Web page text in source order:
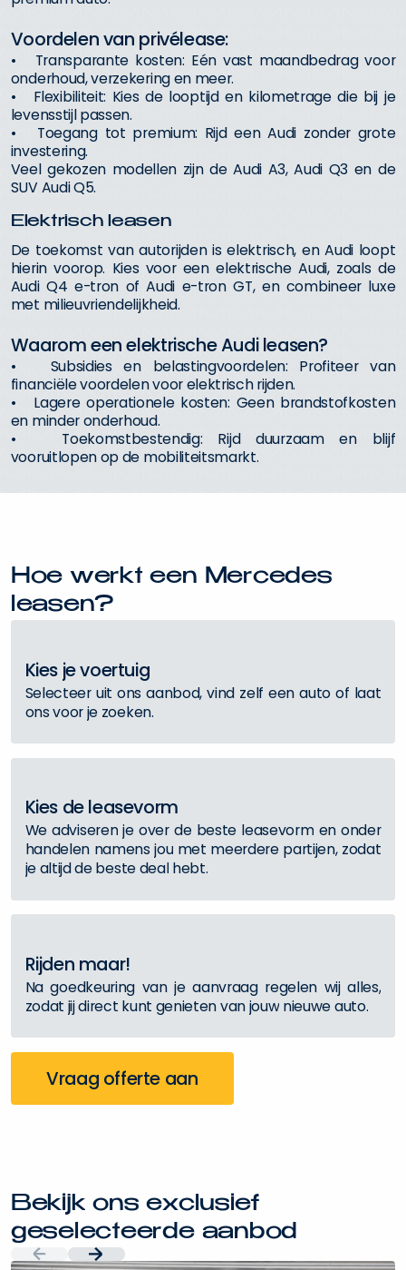
Voordelen van privélease:
• Transparante kosten: Eén vast maandbedrag voor
onderhoud, verzekering en meer.
• Flexibiliteit: Kies de looptijd en kilometrage die bij je
levensstijl passen.
• Toegang tot premium: Rijd een Audi zonder grote
investering.
Veel gekozen modellen zijn de Audi A3, Audi Q3 en de
SUV Audi Q5.
Elektrisch leasen
De toekomst van autorijden is elektrisch, en Audi loopt
hierin voorop. Kies voor een elektrische Audi, zoals de
Audi Q4 e-tron of Audi e-tron GT, en combineer luxe
met milieuvriendelijkheid.
Waarom een elektrische Audi leasen?
• Subsidies en belastingvoordelen: Profiteer van
financiële voordelen voor elektrisch rijden.
• Lagere operationele kosten: Geen brandstofkosten
en minder onderhoud.
• Toekomstbestendig: Rijd duurzaam en blijf
vooruitlopen op de mobiliteitsmarkt.
Hoe werkt een Mercedes
easen?
Kies jevoertuig
Selecteer uit ons aanbod, vind zelf een auto of laat
onsvoorje zoeken.
Kies deleasevorm
We adviseren je over de beste leasevorm en onder
handelen namens jou met meerdere partijen, zodat
jealtijddebestedeal hebt.
Rijden maar!
Na goedkeuring van je aanvraag regelen wij alles,
zodat jijdirect kunt genietenvanjouw nieuweauto.
Vraag offerte aan
Bek k ons excl us ef
gesel ecteerde aanbod